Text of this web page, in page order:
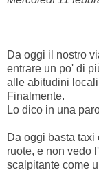
Da oggi il nostro
entrare un po' di
alle abitudini
Finalmente.
Lo dico in una
Da oggi basta
ruote, e non vedo
scalpitante come